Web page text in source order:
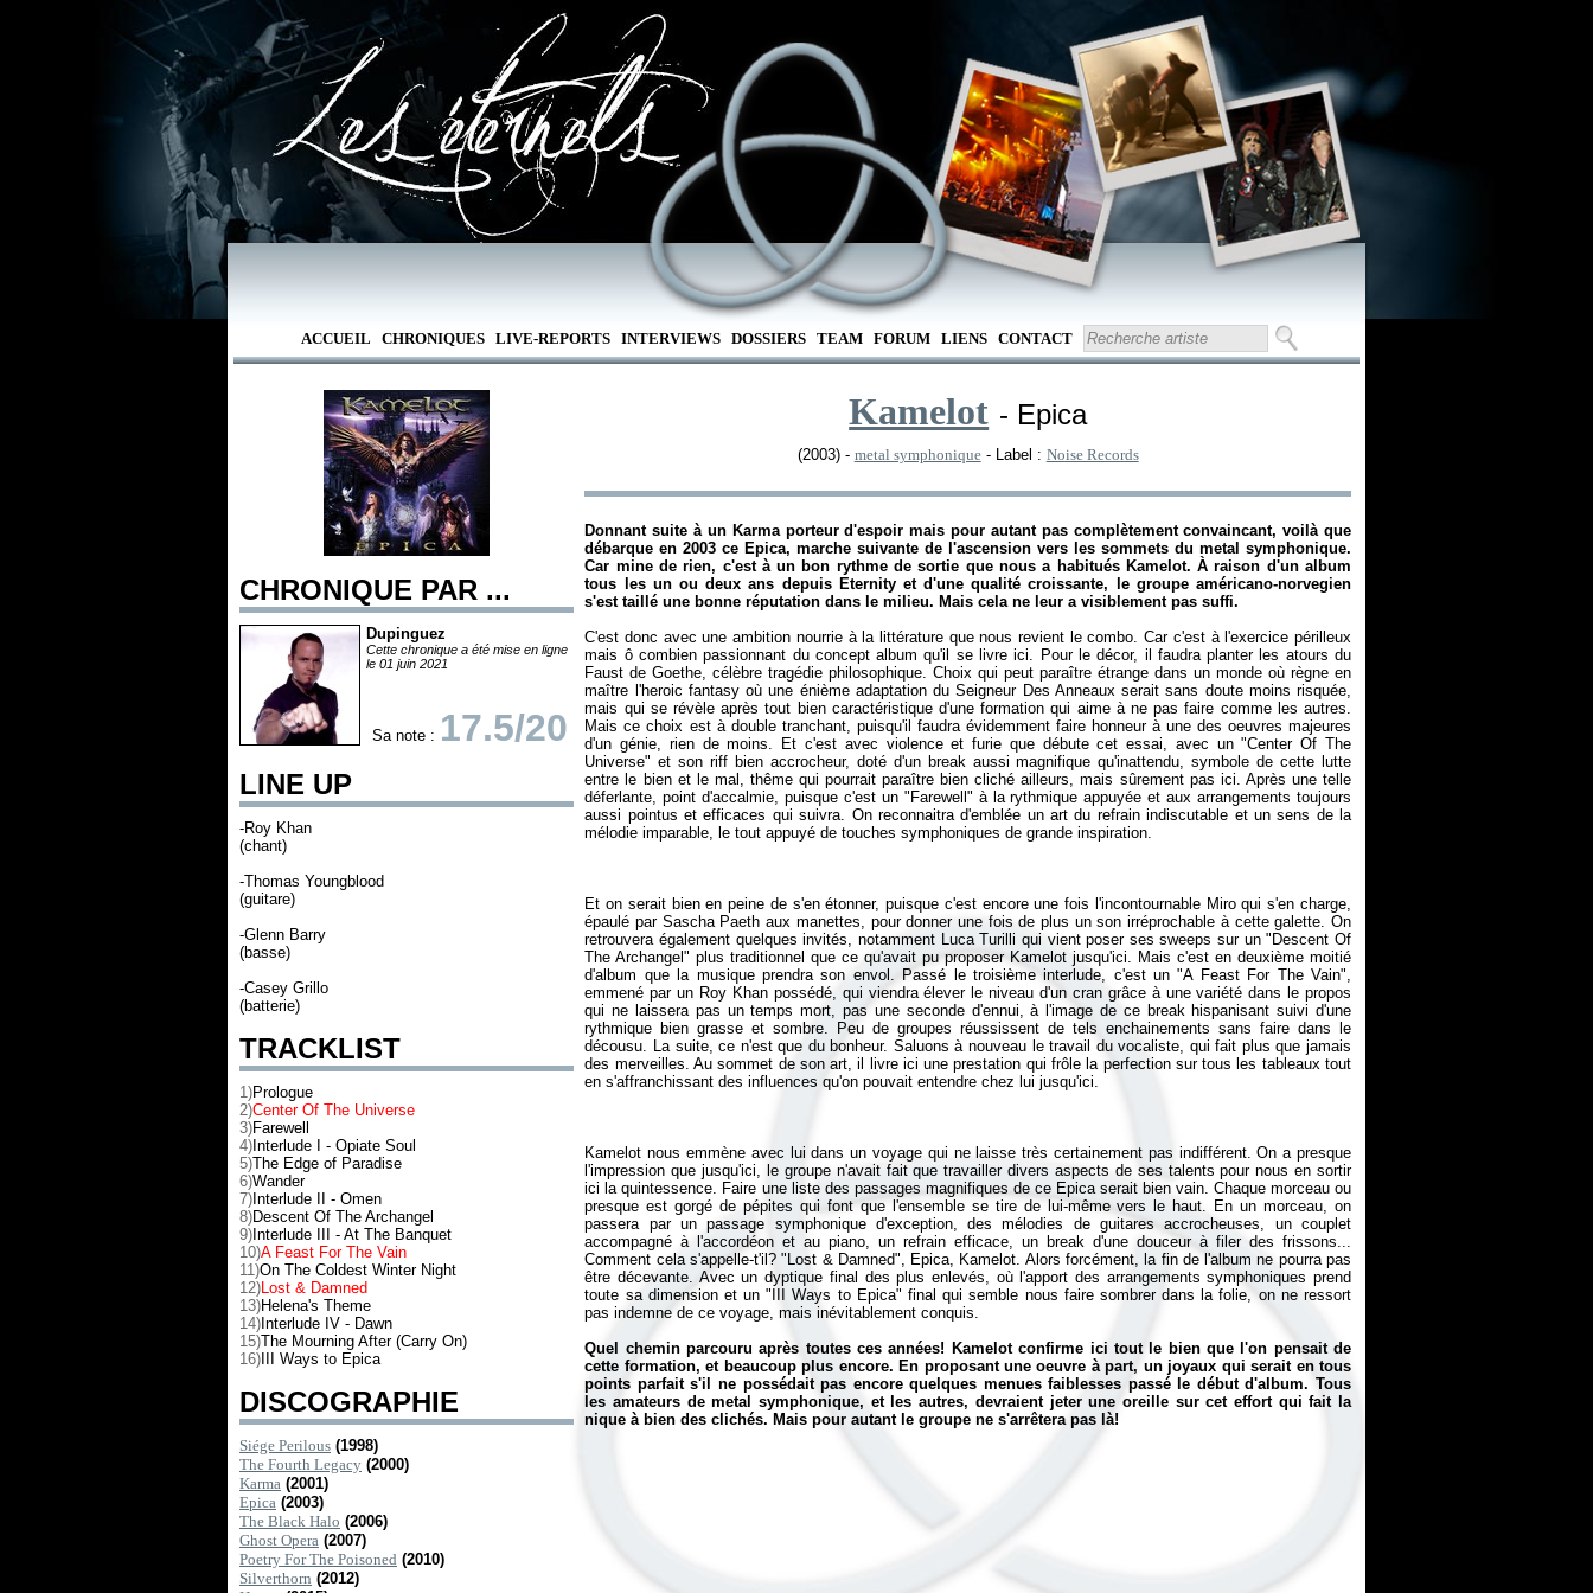
ACCUEIL CHRONIQUES LIVE-REPORTS INTERVIEWS DOSSIERS TEAM FORUM LIENS CONTACT
CHRONIQUE PAR ...
Dupinguez
Cette chronique a été mise en ligne
le 01 juin 2021
Sa note : 17.5/20
LINE UP
-Roy Khan
(chant)
-Thomas Youngblood
(guitare)
-Glenn Barry
(basse)
-Casey Grillo
(batterie)
TRACKLIST
1)Prologue
2)Center Of The Universe
3)Farewell
4) Interlude I - Opiate Soul
5)The Edge of Paradise
6)Wander
7) Interlude II - Omen
8)Descent Of The Archangel
9) Interlude III - At The Banquet
10)A Feast For The Vain
11)On The Coldest Winter Night
12)Lost & Damned
13)Helena's Theme
14) Interlude IV - Dawn
15)The Mourning After (Carry On)
16) III Ways to Epica
DISCOGRAPHIE
Siége Perilous (1998)
The Fourth Legacy (2000)
Karma (2001)
Epica (2003)
The Black Halo (2006)
Ghost Opera (2007)
Poetry For The Poisoned (2010)
Silverthorn (2012)
Kamelot - Epica
(2003) - metal symphonique - Label : Noise Records
Donnant suite à un Karmaporteur d'espoir mais pour autant pas complètement convaincant, voilà que
débarque en 2003 ce Epica, marche suivante de l'ascension vers les sommets du metal symphonique.
Car mine de rien, c'est à un bon rythme de sortie que nous a habitués Kamelot. À raison d'un album
tous les un ou deux ans depuis Eternityet d'une qualité croissante, le groupe américano-norvegien
s'est taillé une bonne réputation dans le milieu. Mais cela ne leur a visiblement pas suffi.
C'est donc avec une ambition nourrie à la littérature que nous revient le combo. Car c'est à l'exercice périlleux
mais ô combien passionnant du concept album qu'il se livre ici. Pour le décor, il faudra planter les atours du
Faust de Goethe, célèbre tragédie philosophique. Choix qui peut paraître étrange dans un monde où règne en
maître l'heroic fantasy où une énième adaptation du Seigneur Des Anneaux serait sans doute moins risquée,
mais qui se révèle après tout bien caractéristique d'une formation qui aime à ne pas faire comme les autres.
Mais ce choix est à double tranchant, puisqu'il faudra évidemment faire honneur à une des oeuvres majeures
d'un génie, rien de moins. Et c'est avec violence et furie que débute cet essai, avec un "Center Of The
Universe" et son riff bien accrocheur, doté d'un break aussi magnifique qu'inattendu, symbole de cette lutte
entre le bien et le mal, thême qui pourrait paraître bien cliché ailleurs, mais sûrement pas ici. Après une telle
déferlante, point d'accalmie, puisque c'est un "Farewell" à la rythmique appuyée et aux arrangements toujours
aussi pointus et efficaces qui suivra. On reconnaitra d'emblée un art du refrain indiscutable et un sens de la
Et on serait bien en peine de s'en étonner, puisque c'est encore une fois l'incontournable Miro qui s'en charge,
épaulé par Sascha Paeth aux manettes, pour donner une fois de plus un son irréprochable à cette galette. On
retrouvera également quelques invités, notamment Luca Turilli qui vient poser ses sweeps sur un "Descent Of
The Archangel" plus traditionnel que ce qu'avait pu proposer Kamelot jusqu'ici. Mais c'est en deuxième moitié
d'album que la musique prendra son envol. Passé le troisième interlude, c'est un "A Feast For The Vain",
emmené par un Roy Khan possédé, qui viendra élever le niveau d'un cran grâce à une variété dans le propos
qui ne laissera pas un temps mort, pas une seconde d'ennui, à l'image de ce break hispanisant suivi d'une
rythmique bien grasse et sombre. Peu de groupes réussissent de tels enchainements sans faire dans le
décousu. La suite, ce n'est que du bonheur. Saluons à nouveau le travail du vocaliste, qui fait plus que jamais
des merveilles. Au sommet de son art, il livre ici une prestation qui frôle la perfection sur tous les tableaux tout
Kamelot nous emmène avec lui dans un voyage qui ne laisse très certainement pas indifférent. On a presque
l'impression que jusqu'ici, le groupe n'avait fait que travailler divers aspects de ses talents pour nous en sortir
ici la quintessence. Faire une liste des passages magnifiques de ce Epicaserait bien vain. Chaque morceau ou
presque est gorgé de pépites qui font que l'ensemble se tire de lui-même vers le haut. En un morceau, on
passera par un passage symphonique d'exception, des mélodies de guitares accrocheuses, un couplet
accompagné à l'accordéon et au piano, un refrain efficace, un break d'une douceur à filer des frissons...
Comment cela s'appelle-t'il? "Lost & Damned", Epica, Kamelot. Alors forcément, la fin de l'album ne pourra pas
être décevante. Avec un dyptique final des plus enlevés, où l'apport des arrangements symphoniques prend
toute sa dimension et un "III Ways to Epica" final qui semble nous faire sombrer dans la folie, on ne ressort
pas indemne de ce voyage, mais inévitablement conquis.
Quel chemin parcouru après toutes ces années! Kamelot confirme ici tout le bien que l'on pensait de
cette formation, et beaucoup plus encore. En proposant une oeuvre à part, un joyaux qui serait en tous
points parfait s'il ne possédait pas encore quelques menues faiblesses passé le début d'album. Tous
les amateurs de metal symphonique, et les autres, devraient jeter une oreille sur cet effort qui fait la
nique à bien des clichés. Mais pour autant le groupe ne s'arrêtera pas là!